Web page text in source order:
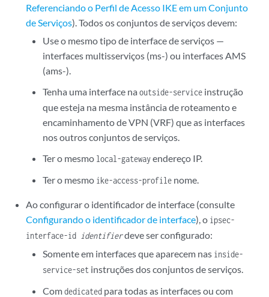
Referenciando o Perfil de Acesso IKE em um Conjunto
de Serviços). Todos os conjuntos de serviços devem:
Use o mesmo tipo de interface de serviços —
interfaces multisserviços (ms-) ou interfaces AMS
(ams-).
Tenha uma interface na outside-serviceinstrução
que esteja na mesma instância de roteamento e
encaminhamento de VPN (VRF) que as interfaces
nos outros conjuntos de serviços.
Ter o mesmo local-gatewayendereço IP.
Ter o mesmo ike-access-profilenome.
Ao configurar o identificador de interface (consulte
Configurando o identificador de interface), o ipsec-
interface-id identifierdeve ser configurado:
Somente em interfaces que aparecem nas inside-
service-set instruções dos conjuntos de serviços.
Comdedicatedpara todas as interfaces ou com